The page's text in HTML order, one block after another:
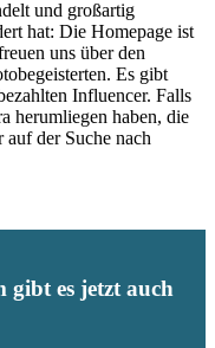
und großartig
hat: Die Homepage ist
uns über den
Es gibt
Influencer. Falls
herumliegen haben, die
der Suche nach
gibt es jetzt auch